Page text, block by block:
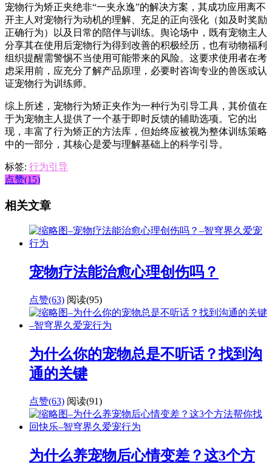
宠物行为矫正夹绝非“一夹永逸”的解决方案，其成功应用离不
开主人对宠物行为动机的理解、充足的正向强化（如及时奖励
正确行为）以及日常的陪伴与训练。舆论场中，既有宠物主人
分享其在使用后宠物行为得到改善的积极经历，也有动物福利
组织提醒需警惕不当使用可能带来的风险。这要求使用者在考
虑采用前，应充分了解产品原理，必要时咨询专业的兽医或认
证宠物行为训练师。
综上所述，宠物行为矫正夹作为一种行为引导工具，其价值在
于为宠物主人提供了一个基于即时反馈的辅助选项。它的出
现，丰富了行为矫正的方法库，但始终应被视为整体训练策略
中的一部分，其核心是爱与理解基础上的科学引导。
标签: 行为引导
点赞(15)
相关文章
宠物疗法能治愈心理创伤吗？
点赞(63) 阅读(95)
为什么你的宠物总是不听话？找到沟
通的关键
点赞(63) 阅读(91)
为什么养宠物后心情变差？这3个方